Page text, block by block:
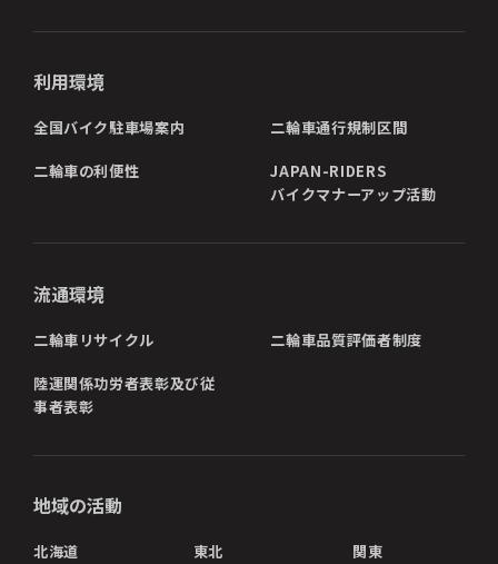
利用環境
全国バイク駐車場案内 二輪車通行規制区間
二輪車の利便性
JAPAN-RIDERS
バイクマナーアップ活動
流通環境
二輪車リサイクル 二輪車品質評価者制度
陸運関係功労者表彰及び従
事者表彰
地域の活動
北海道 東北 関東